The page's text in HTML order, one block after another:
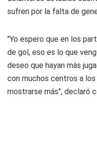
sufren por la falta de
"Yo espero que en los
de gol, eso es lo que
deseo que hayan más
con muchos centros a
mostrarse más", declaró